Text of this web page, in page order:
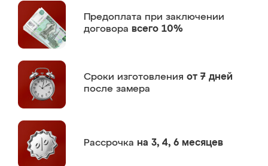
Предоплата при заключении
договора всего 10%
Сроки изготовления от 7 дней
после замера
Рассрочка на 3, 4, 6 месяцев